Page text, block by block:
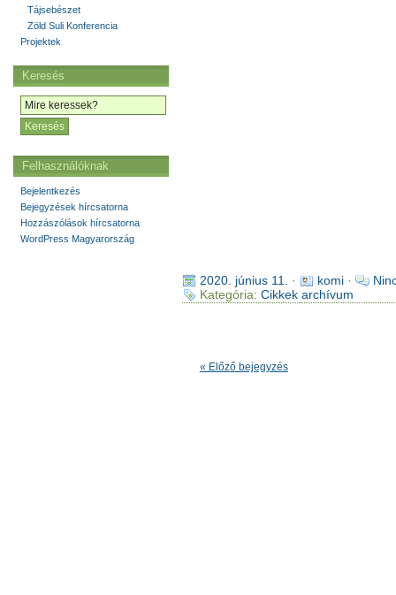
2020. június 11. · komi·
Kategória: Cikkek archívum
« Előző bejegyzés
Tájsebészet
Zöld Suli Konferencia
Projektek
Keresés
Felhasználóknak
Bejelentkezés
Bejegyzések hírcsatorna
Hozzászólások hírcsatorna
WordPress Magyarország